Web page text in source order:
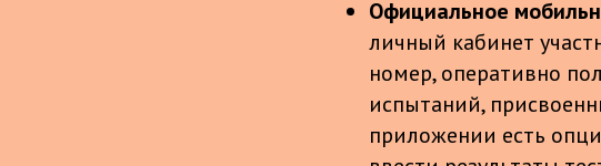
Официальное
личный кабинет
номер, оперативно
испытаний,
приложении есть